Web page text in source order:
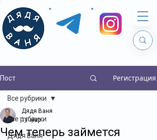
Пост Регистрация
Все рубрики
Дядя Ваня
Все рубрики
Чем теперь займется
Дядя Ваня
11 мар.